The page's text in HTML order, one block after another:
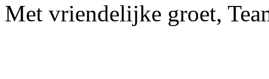
Met vriendelijke groet,